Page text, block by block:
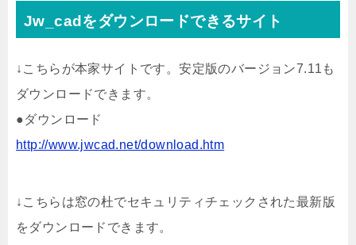
Jw_cadをダウンロードできるサイト
↓こちらが本家サイトです。安定版のバージョン7.11も
ダウンロードできます。
●ダウンロード
http://www.jwcad.net/download.htm
↓こちらは窓の杜でセキュリティチェックされた最新版
をダウンロードできます。